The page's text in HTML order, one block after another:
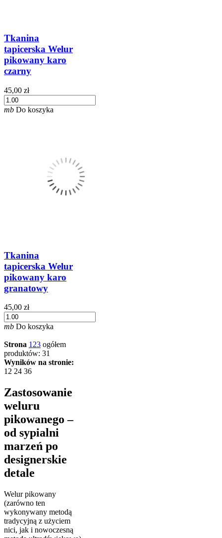
Tkanina
tapicerska Welur
pikowany karo
czarny
45,00 zł
mb Do koszyka
Tkanina
tapicerska Welur
pikowany karo
granatowy
45,00 zł
mb Do koszyka
Strona 123 ogółem
produktów: 31
Wyników na stronie:
12 24 36
Zastosowanie
weluru
pikowanego –
od sypialni
marzeń po
designerskie
detale
Welur pikowany
(zarówno ten
wykonywany metodą
tradycyjną z użyciem
nici, jak i nowoczesną